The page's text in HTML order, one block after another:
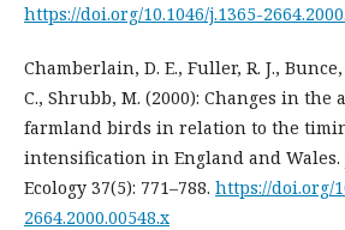
https://doi.org/10.1046/j.1365-
Chamberlain, D. E., Fuller, R. J.,
C., Shrubb, M. (2000): Changes in the
farmland birds in relation to the
intensification in England and
Ecology 37(5): 771–788. https://doi.org/
2664.2000.00548.x